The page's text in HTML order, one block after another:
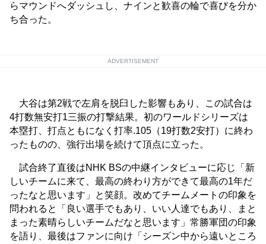
らマウンドへダッシュし、ナインと歓喜の輪で喜びを分か
ち合った。
ADVERTISEMENT
大谷は第2戦で左肩を脱臼した影響もあり、この試合は
4打数無安打1三振の打撃結果。初のワールドシリーズは
本塁打、打点ともになく打率.105（19打数2安打）に終わ
ったものの、強行出場を続けて頂点に立った。
試合終了直後はNHK BSの中継インタビューに応じ「新
しいチームに来て、最高の終わり方ができて最高の1年だ
ったなと思います」と笑顔。改めてチームメートの印象を
問われると「良い選手でもあり、いい人達でもあり、まと
まった素晴らしいチームだなと思います」常勝軍団の印象
を語り、最後はファンに向け「シーズン中から遠いところ